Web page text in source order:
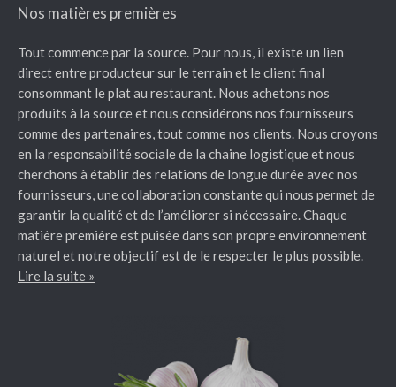
Nos matières premières
Tout commence par la source. Pour nous, il existe un lien
direct entre producteur sur le terrain et le client final
consommant le plat au restaurant. Nous achetons nos
produits à la source et nous considérons nos fournisseurs
comme des partenaires, tout comme nos clients. Nous croyons
en la responsabilité sociale de la chaine logistique et nous
cherchons à établir des relations de longue durée avec nos
fournisseurs, une collaboration constante qui nous permet de
garantir la qualité et de l’améliorer si nécessaire. Chaque
matière première est puisée dans son propre environnement
naturel et notre objectif est de le respecter le plus possible.
Lire la suite »